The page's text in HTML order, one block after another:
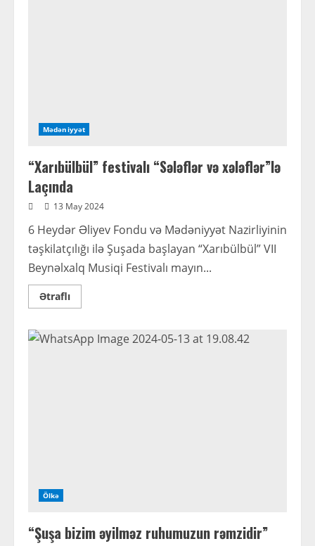
Mədəniyyət
“Xarıbülbül” festivalı “Sələflər və xələflər”lə
Laçında
13 May 2024
6 Heydər Əliyev Fondu və Mədəniyyət Nazirliyinin
təşkilatçılığı ilə Şuşada başlayan “Xarıbülbül” VII
Beynəlxalq Musiqi Festivalı mayın...
ƏtraflıRead
more
festivalı
“Sələflər
Ölkə
“Şuşa bizim əyilməz ruhumuzun rəmzidir”